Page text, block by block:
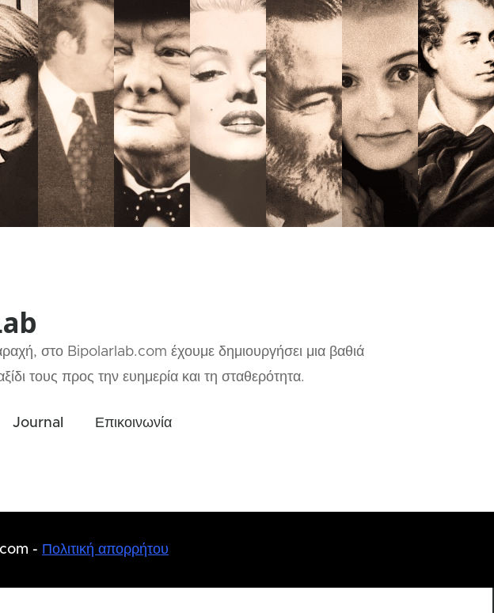
στο Bipolarlab.com έχουμε δημιουργήσει μια βαθιά
τους προς την ευημερία και τη σταθερότητα.
Journal Επικοινωνία
- Πολιτική απορρήτου